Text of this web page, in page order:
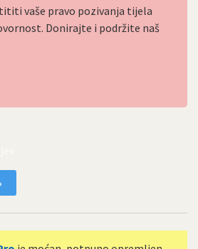
vaše pravo pozivanja tijela
Donirajte i podržite naš